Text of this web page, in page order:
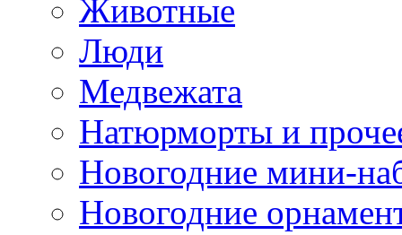
Животные
Люди
Медвежата
Натюрморты и
Новогодние мини-
Новогодние